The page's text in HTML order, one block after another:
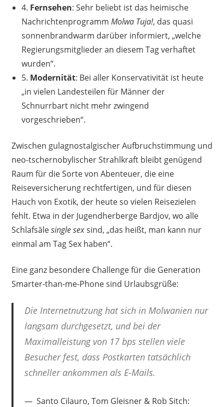
4. Fernsehen: Sehr beliebt ist das heimische
Nachrichtenprogramm Molwa Tuja!, das quasi
sonnenbrandwarm darüber informiert, „welche
Regierungsmitglieder an diesem Tag verhaftet
wurden“.
5. Modernität: Bei aller Konservativität ist heute
„in vielen Landesteilen für Männer der
Schnurrbart nicht mehr zwingend
vorgeschrieben“.
Zwischen gulagnostalgischer Aufbruchstimmung und
neo-tschernobylischer Strahlkraft bleibt genügend
Raum für die Sorte von Abenteuer, die eine
Reiseversicherung rechtfertigen, und für diesen
Hauch von Exotik, der heute so vielen Reisezielen
fehlt. Etwa in der Jugendherberge Bardjov, wo alle
Schlafsälesingle sexsind, „das heißt, man kann nur
einmal am Tag Sex haben“.
Eine ganz besondere Challenge für die Generation
Smarter-than-me-Phone sind Urlaubsgrüße:
Die Internetnutzung hat sich in Molwanien nur
langsam durchgesetzt, und bei der
Maximalleistung von 17 bps stellen viele
Besucher fest, dass Postkarten tatsächlich
schneller ankommen als E-Mails.
Santo Cilauro, Tom Gleisner & Rob Sitch: